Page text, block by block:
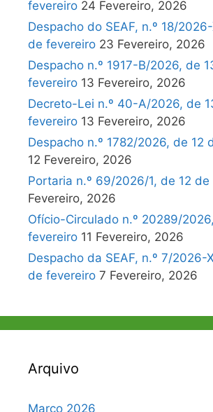
fevereiro 24 Fevereiro, 2026
Despacho do SEAF, n.º 18/
de fevereiro 23 Fevereiro, 2026
Despacho n.º 1917-B/2026, de
fevereiro 13 Fevereiro, 2026
Decreto-Lei n.º 40-A/2026, de
fevereiro 13 Fevereiro, 2026
Despacho n.º 1782/2026, de 12
12 Fevereiro, 2026
Portaria n.º 69/2026/1, de 12
Fevereiro, 2026
Ofício-Circulado n.º 20289/
fevereiro 11 Fevereiro, 2026
Despacho da SEAF, n.º 7/2026-
de fevereiro 7 Fevereiro, 2026
Arquivo
Março 2026